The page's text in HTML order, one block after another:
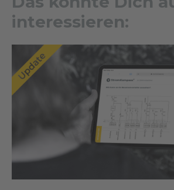
interessieren: